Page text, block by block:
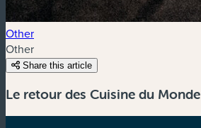
Other
Other
Share this article
Le retour des Cuisine du Monde